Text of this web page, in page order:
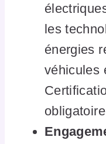
les
énergies
véhicules